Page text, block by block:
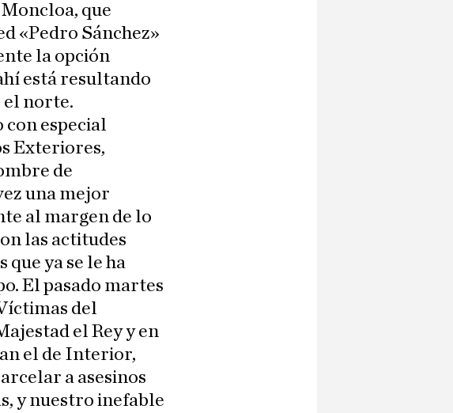
que
«Pedro Sánchez»
la opción
está resultando
el norte.
con especial
Exteriores,
de
una mejor
al margen de lo
las actitudes
ya se le ha
El pasado martes
del
el Rey y en
el de Interior,
a asesinos
y nuestro inefable